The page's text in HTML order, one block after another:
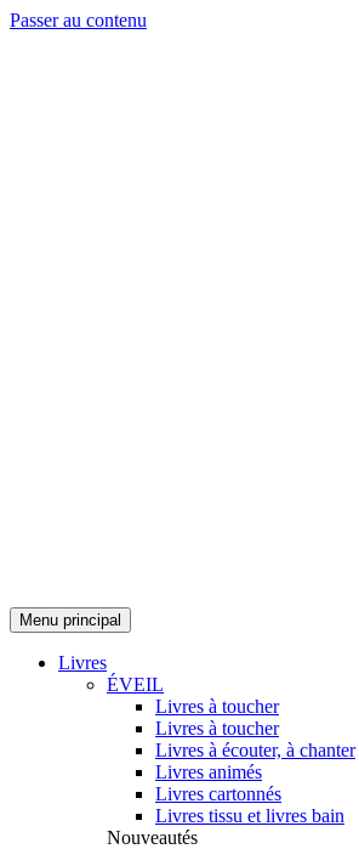
Passer au contenu
Menu principal
Livres
ÉVEIL
Livres à toucher
Livres à toucher
Livres à écouter, à chanter
Livres animés
Livres cartonnés
Livres tissu et livres bain
Nouveautés